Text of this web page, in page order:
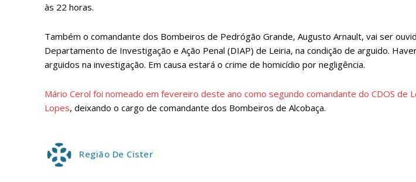
Edição em papel entregue à Quinta-feira
em sua casa
Acesso ao conteúdo online
assinantes
às 22 horas.
Também o comandante dos Bombeiros de Pedrógão Grande, Augusto Arnault, vai ser
Departamento de Investigação e Ação Penal (DIAP) de Leiria, na condição de arguido.
arguidos na investigação. Em causa estará o crime de homicídio por negligência.
Mário Cerol foi nomeado em fevereiro deste ano como segundo comandante do CDOS de
Lopes, deixando o cargo de comandante dos Bombeiros de Alcobaça.
Região De Cister